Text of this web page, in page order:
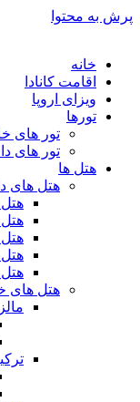
پرش به محتوا
خانه
اقامت کانادا
ویزای اروپا
تورها
تور های
تور های
هتل ها
هتل های
هتل های